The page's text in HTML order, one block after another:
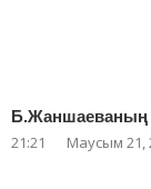
Б.Жаншаеваның
21:21 Маусым 21,